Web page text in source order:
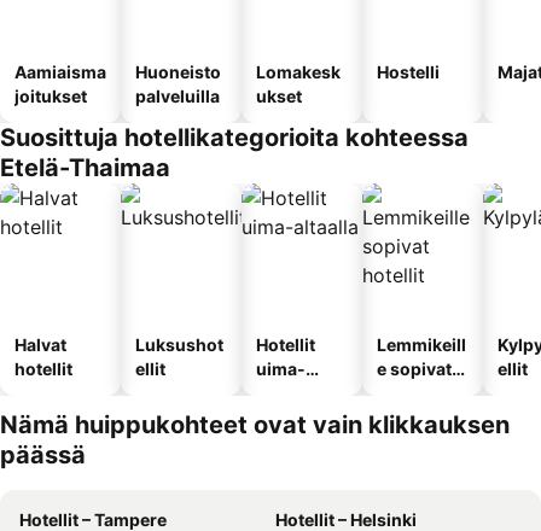
Aamiaisma
joitukset
Huoneisto
palveluilla
Lomakesk
ukset
Hostelli
Suosittuja hotellikategorioita kohteessa
Etelä-Thaimaa
Halvat
hotellit
Luksushot
ellit
Hotellit
uima-
Lemmikeill
e sopivat
ellit
Nämä huippukohteet ovat vain klikkauksen
päässä
Hotellit – Tampere
Hotellit – Helsinki